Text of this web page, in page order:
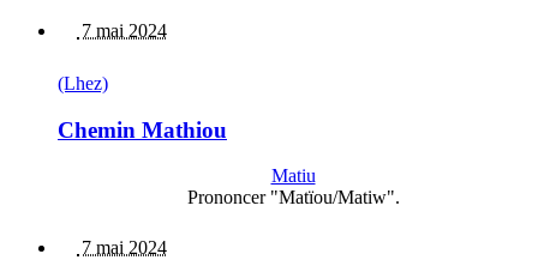
7 mai 2024
(Lhez)
Chemin Mathiou
Matiu
Prononcer "Matïou/Matiw".
7 mai 2024